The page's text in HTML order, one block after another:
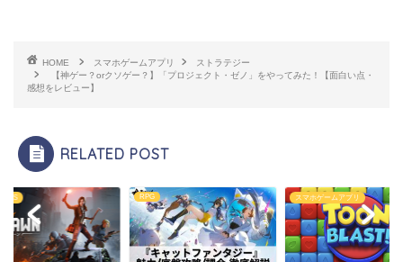
HOME スマホゲームアプリ
ストラテジー
【神ゲー？orクソゲー？】「プロジェクト・ゼノ」をやってみた！【面白い点・
感想をレビュー】
RELATED POST
TPS RPG スマホゲームアプリ